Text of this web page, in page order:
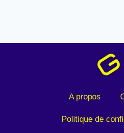
A propos
Politique de